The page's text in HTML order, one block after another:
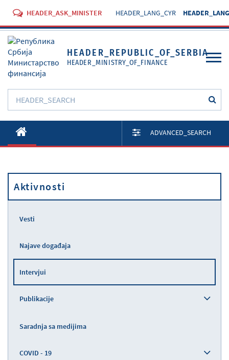
HEADER_ASK_MINISTER HEADER_LANG_CYR
HEADER_REPUBLIC_OF_SERBIA
HEADER_MINISTRY_OF_FINANCE
O Ministarstvu
Aktivnosti
Propisi
ADVANCED_SEARCH
Aktivnosti
Vesti
Najave događaja
Intervjui
Publikacije
Saradnja sa medijima
COVID - 19